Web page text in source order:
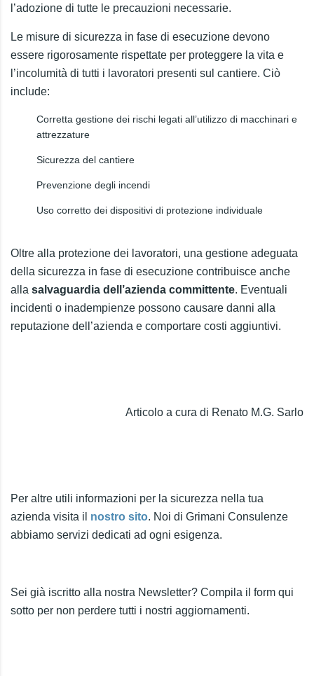
l’adozione di tutte le precauzioni necessarie.
Le misure di sicurezza in fase di esecuzione devono
essere rigorosamente rispettate per proteggere la vita e
l’incolumità di tutti i lavoratori presenti sul cantiere. Ciò
include:
Corretta gestione dei rischi legati all’utilizzo di macchinari e
attrezzature
Sicurezza del cantiere
Prevenzione degli incendi
Uso corretto dei dispositivi di protezione individuale
Oltre alla protezione dei lavoratori, una gestione adeguata
della sicurezza in fase di esecuzione contribuisce anche
alla salvaguardia dell’azienda committente. Eventuali
incidenti o inadempienze possono causare danni alla
reputazione dell’azienda e comportare costi aggiuntivi.
Articolo a cura di Renato M.G. Sarlo
Per altre utili informazioni per la sicurezza nella tua
azienda visita il nostro sito. Noi di Grimani Consulenze
abbiamo servizi dedicati ad ogni esigenza.
Sei già iscritto alla nostra Newsletter? Compila il form qui
sotto per non perdere tutti i nostri aggiornamenti.